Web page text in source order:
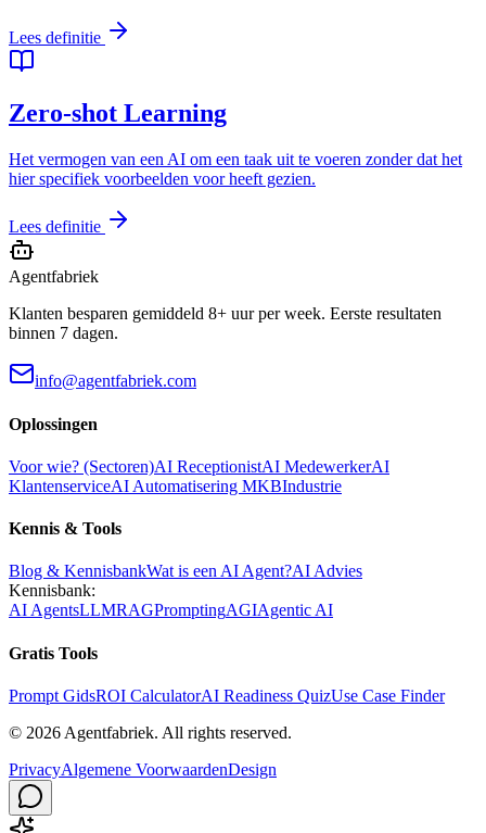
Lees definitie
Zero-shot Learning
Het vermogen van een AI om een taak uit te voeren zonder dat het
hier specifiek voorbeelden voor heeft gezien.
Lees definitie
Agentfabriek
Klanten besparen gemiddeld 8+ uur per week. Eerste resultaten
binnen 7 dagen.
info@agentfabriek.com
Oplossingen
Voor wie? (Sectoren)AI ReceptionistAI MedewerkerAI
KlantenserviceAI Automatisering MKBIndustrie
Kennis & Tools
Blog & KennisbankWat is een AI Agent?AI Advies
Kennisbank:
AI AgentsLLMRAGPromptingAGIAgentic AI
Gratis Tools
Prompt GidsROI CalculatorAI Readiness QuizUse Case Finder
© 2026 Agentfabriek. All rights reserved.
PrivacyAlgemene VoorwaardenDesign